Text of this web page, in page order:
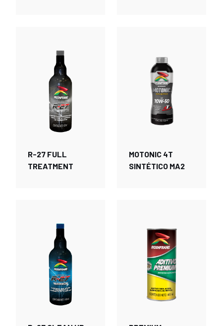
R-27 FULL
TREATMENT
MOTONIC 4T
SINTÉTICO MA2